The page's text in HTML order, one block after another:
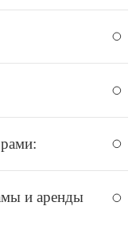
и аренды